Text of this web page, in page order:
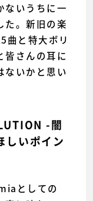
ないうちに一
た。新旧の楽
曲と特大ボリ
皆さんの耳に
ないかと思い
-闇
しいポイン
としての